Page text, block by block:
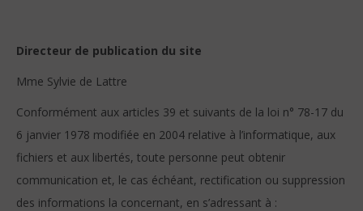
Directeur de publication du site
Mme Sylvie de Lattre
Conformément aux articles 39 et suivants de la loi n° 78-17 du
6 janvier 1978 modifiée en 2004 relative à l’informatique, aux
fichiers et aux libertés, toute personne peut obtenir
communication et, le cas échéant, rectification ou suppression
des informations la concernant, en s’adressant à :